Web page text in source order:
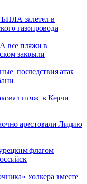
залетел в
газопровода
все пляжи в
закрыли
последствия атак
пляж, в Керчи
арестовали Лидию
флагом
Уолкера вместе